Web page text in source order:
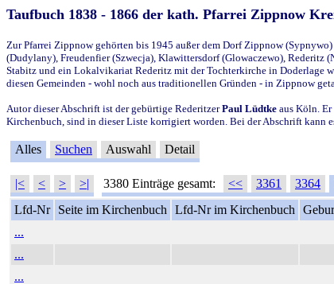
Taufbuch 1838 - 1866 der kath. Pfarrei Zippnow
Zur Pfarrei Zippnow gehörten bis 1945 außer dem Dorf Zippnow
(Dudylany), Freudenfier (Szwecja), Klawittersdorf (Glowaczewo), Rederitz
Stabitz und ein Lokalvikariat Rederitz mit der Tochterkirche in Doderlage
diesen Gemeinden - wohl noch aus traditionellen Gründen - in Zippnow
Autor dieser Abschrift ist der gebürtige RederitzerPaul Lüdtke aus Köln.
Kirchenbuch, sind in dieser Liste korrigiert worden. Bei der Abschrift kann
Alles Suchen Auswahl Detail
|< < > >| 3380 Einträge gesamt: << 3361 3364
Lfd-Nr
Seite im Kirchenbuch Lfd-Nr im Kirchenbuch
...
...
...